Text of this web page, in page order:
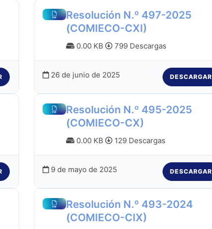
Resolución N.º 497-2025
(COMIECO-CXI)
0.00 KB 799 Descargas
26 de junio de 2025 DESCARGAR
Resolución N.º 495-2025
(COMIECO-CX)
0.00 KB 129 Descargas
9 de mayo de 2025 DESCARGAR
Resolución N.º 493-2024
(COMIECO-CIX)